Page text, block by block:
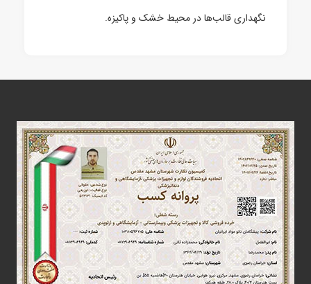
نگهداری قالب‌ها در محیط خشک و پاکیزه.